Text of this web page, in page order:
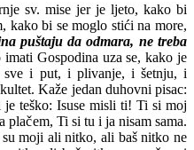
sv. mise jer je ljeto, kako bi
kako bi se moglo stići na more,
puštaju da odmara, ne treba
Gospodina uza se, kako je
sve i put, i plivanje, i šetnju, i
Kaže jedan duhovni pisac:
teško: Isuse misli ti! Ti si moj
Ti si tu i ja nisam sama.
moji ali nitko, ali baš nitko ne